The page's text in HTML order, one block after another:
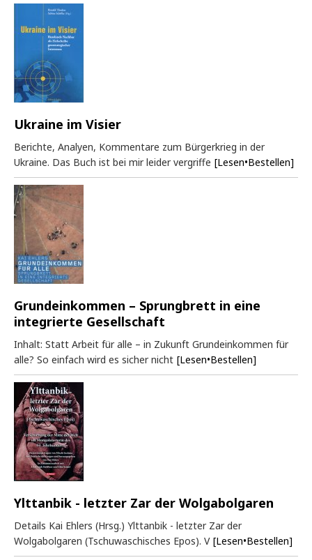
Ukraine im Visier
Berichte, Analyen, Kommentare zum Bürgerkrieg in der
Ukraine. Das Buch ist bei mir leider vergriffe [Lesen•Bestellen]
Grundeinkommen – Sprungbrett in eine
integrierte Gesellschaft
Inhalt: Statt Arbeit für alle – in Zukunft Grundeinkommen für
alle? So einfach wird es sicher nicht [Lesen•Bestellen]
Ylttanbik - letzter Zar der Wolgabolgaren
Details Kai Ehlers (Hrsg.) Ylttanbik - letzter Zar der
Wolgabolgaren (Tschuwaschisches Epos). V [Lesen•Bestellen]